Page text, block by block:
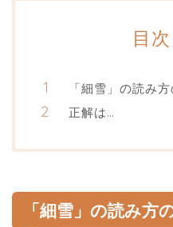
目次
「細雪」の読み
正解は…
「細雪」の読み方